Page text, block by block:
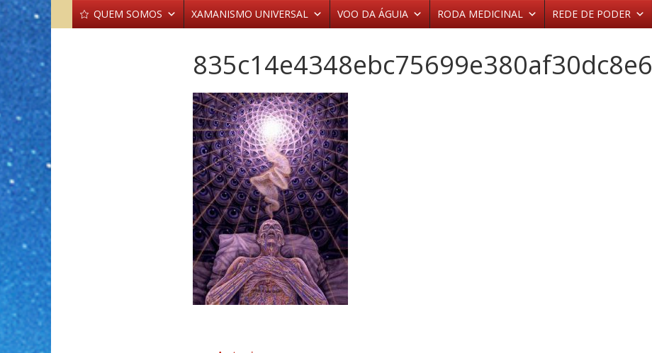
QUEM SOMOS XAMANISMO UNIVERSAL VOO DA ÁGUIA RODA MEDICINAL REDE DE PODER
835c14e4348ebc75699e380af30dc8e6